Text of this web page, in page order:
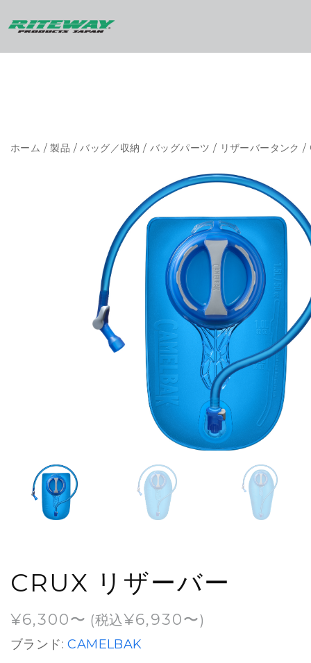
ホーム /製品 /バッグ／収納 /バッグパーツ / リザーバータンク /
CRUX リザーバー
¥6,300 (税込¥6,930 )
ブランド:CAMELBAK